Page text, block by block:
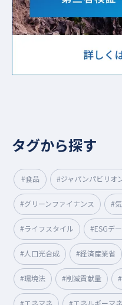
タグから探す
#食品 #ジャパンパビリオ
#グリーンファイナンス #
#ライフスタイル #ESGデ
#人口光合成 #経済産業省
#環境法 #削減貢献量